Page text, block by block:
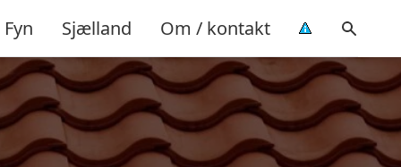
Fyn Sjælland Om / kontakt